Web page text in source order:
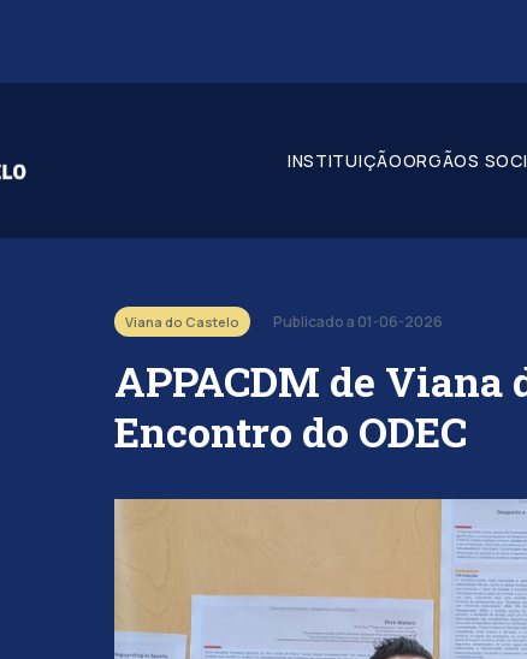
INSTITUIÇÃOORGÃOS
Viana do Castelo Publicado a 01-06-2026
APPACDM de Viana
Encontro do ODEC